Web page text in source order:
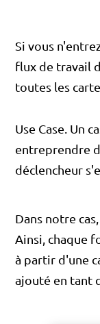
Si vous
flux de travail
toutes les
Use Case. Un
entreprendre
déclencheur
Dans notre
Ainsi, chaque
à partir d'une
ajouté en tant